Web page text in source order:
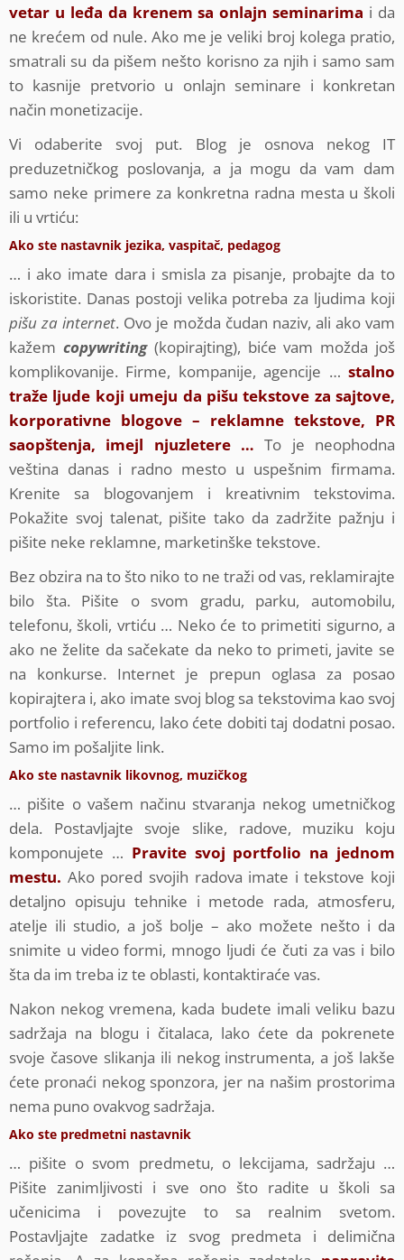
vetar u leđa da krenem sa onlajn seminarima i da
ne krećem od nule. Ako me je veliki broj kolega pratio,
smatrali su da pišem nešto korisno za njih i samo sam
to kasnije pretvorio u onlajn seminare i konkretan
način monetizacije.
Vi odaberite svoj put. Blog je osnova nekog IT
preduzetničkog poslovanja, a ja mogu da vam dam
samo neke primere za konkretna radna mesta u školi
ili u vrtiću:
Ako ste nastavnik jezika, vaspitač, pedagog
… i ako imate dara i smisla za pisanje, probajte da to
iskoristite. Danas postoji velika potreba za ljudima koji
pišu za internet. Ovo je možda čudan naziv, ali ako vam
kažem copywriting(kopirajting), biće vam možda još
komplikovanije. Firme, kompanije, agencije … stalno
traže ljude koji umeju da pišu tekstove za sajtove,
korporativne blogove – reklamne tekstove, PR
saopštenja, imejl njuzletere … To je neophodna
veština danas i radno mesto u uspešnim firmama.
Krenite sa blogovanjem i kreativnim tekstovima.
Pokažite svoj talenat, pišite tako da zadržite pažnju i
pišite neke reklamne, marketinške tekstove.
Bez obzira na to što niko to ne traži od vas, reklamirajte
bilo šta. Pišite o svom gradu, parku, automobilu,
telefonu, školi, vrtiću … Neko će to primetiti sigurno, a
ako ne želite da sačekate da neko to primeti, javite se
na konkurse. Internet je prepun oglasa za posao
kopirajtera i, ako imate svoj blog sa tekstovima kao svoj
portfolio i referencu, lako ćete dobiti taj dodatni posao.
Samo im pošaljite link.
Ako ste nastavnik likovnog, muzičkog
… pišite o vašem načinu stvaranja nekog umetničkog
dela. Postavljajte svoje slike, radove, muziku koju
komponujete … Pravite svoj portfolio na jednom
mestu. Ako pored svojih radova imate i tekstove koji
detaljno opisuju tehnike i metode rada, atmosferu,
atelje ili studio, a još bolje – ako možete nešto i da
snimite u video formi, mnogo ljudi će čuti za vas i bilo
šta da im treba iz te oblasti, kontaktiraće vas.
Nakon nekog vremena, kada budete imali veliku bazu
sadržaja na blogu i čitalaca, lako ćete da pokrenete
svoje časove slikanja ili nekog instrumenta, a još lakše
ćete pronaći nekog sponzora, jer na našim prostorima
nema puno ovakvog sadržaja.
Ako ste predmetni nastavnik
… pišite o svom predmetu, o lekcijama, sadržaju …
Pišite zanimljivosti i sve ono što radite u školi sa
učenicima i povezujte to sa realnim svetom.
Postavljajte zadatke iz svog predmeta i delimična